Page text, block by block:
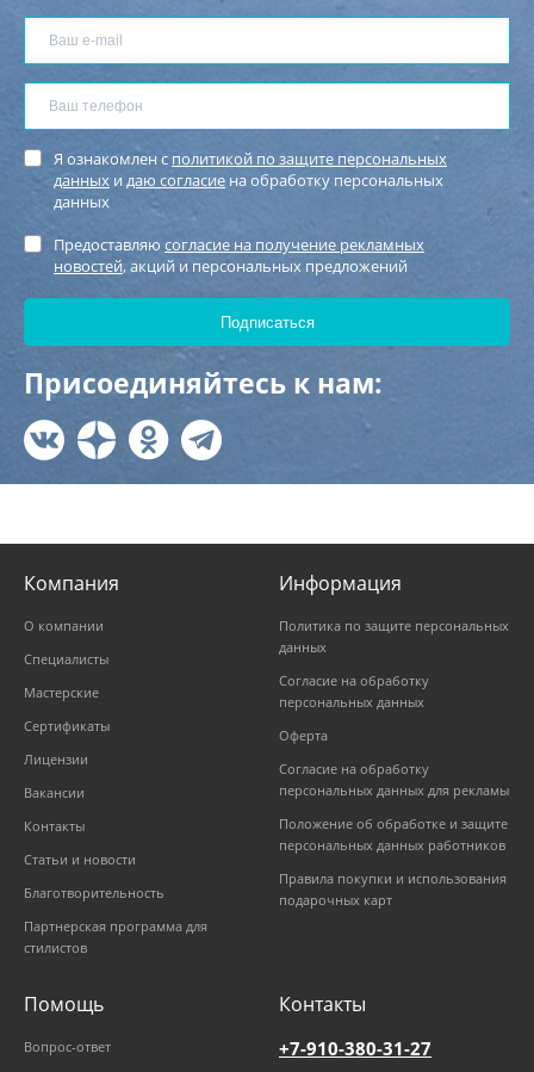
Я ознакомлен с политикой по защите персональных
данных и даю согласие на обработку персональных
данных
Предоставляю согласие на получение рекламных
новостей, акций и персональных предложений
Присоединяйтесь к нам:
Компания
О компании
Специалисты
Мастерские
Сертификаты
Лицензии
Вакансии
Контакты
Статьи и новости
Благотворительность
Партнерская программа для
стилистов
Информация
Политика по защите персональных
данных
Согласие на обработку
персональных данных
Оферта
Согласие на обработку
персональных данных для рекламы
Положение об обработке и защите
персональных данных работников
Правила покупки и использования
подарочных карт
Помощь
Вопрос-ответ
Контакты
+7-910-380-31-27